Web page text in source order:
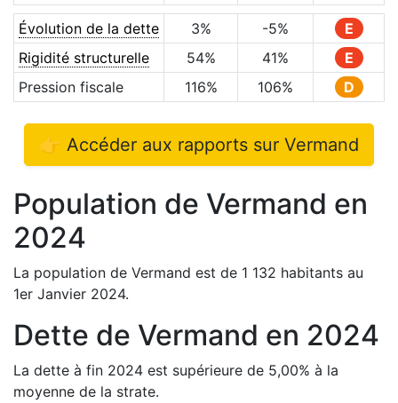
Évolution de la dette 3% -5%
E
Rigidité structurelle
54% 41%
E
Pression fiscale
116% 106% D
👉 Accéder aux rapports sur Vermand
Population de Vermand en
2024
La population de Vermand est de 1 132 habitants au
1er Janvier 2024.
Dette de Vermand en 2024
La dette à fin 2024 est supérieure de 5,00% à la
moyenne de la strate.